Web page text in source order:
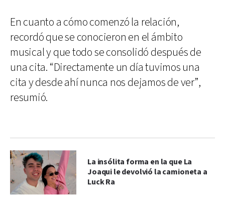
En cuanto a cómo comenzó la relación,
recordó que se conocieron en el ámbito
musical y que todo se consolidó después de
una cita. “Directamente un día tuvimos una
cita y desde ahí nunca nos dejamos de ver”,
resumió.
La insólita forma en la que La
Joaqui le devolvió la camioneta a
Luck Ra